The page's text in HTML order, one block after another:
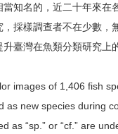
知名的，近二十年來在
採樣調查者不在少數，
臺灣在魚類分類研究上
images of 1,406 fish
as new species during
as “sp.” or “cf.” are